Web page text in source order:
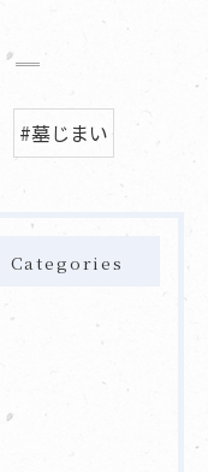
#墓じまい
Categories